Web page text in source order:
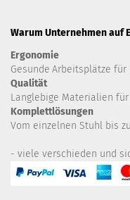
Warum Unternehmen auf
Ergonomie
Gesunde Arbeitsplätze für
Qualität
Langlebige Materialien
Komplettlösungen
Vom einzelnen Stuhl bis
- viele verschieden und